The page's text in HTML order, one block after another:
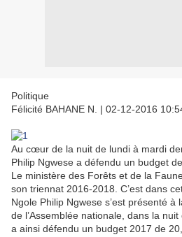
Politique
Félicité BAHANE N.
| 02-12-2016
Au cœur de la nuit de lundi à mardi
Philip Ngwese a défendu un budget
Le ministère des Forêts et de la
son triennat 2016-2018. C’est dans
Ngole Philip Ngwese s’est présenté
de l’Assemblée nationale, dans la
a ainsi défendu un budget 2017 de